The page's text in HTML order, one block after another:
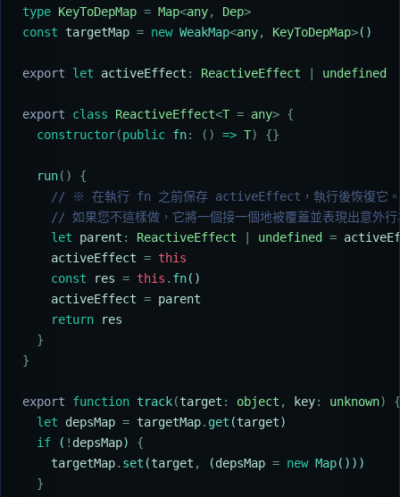
type KeyToDepMap = Map<any, Dep>
const targetMap = new WeakMap<any, KeyToDepMap>()
export let activeEffect : ReactiveEffect undefined
export class ReactiveEffect<T = any> {
  constructor
(public fn: () => T) {}
  run
()
{
    // ※ 在執行 fn 之前保存 activeEffect，執行後恢復它。
// 如果您不這樣做，它將一個接一個地被覆蓋並表現出意外
    let
parent : ReactiveEffect undefined =
    activeEffect
= this
    const
res = this . fn()
    activeEffect
= parent
    return
res
  }
}
export function track(target : object , key: unknown)
{
  let
depsMap = targetMap. get (target)
  if
( ! depsMap) {
    targetMap
. set (target , (depsMap = new Map()))
  }